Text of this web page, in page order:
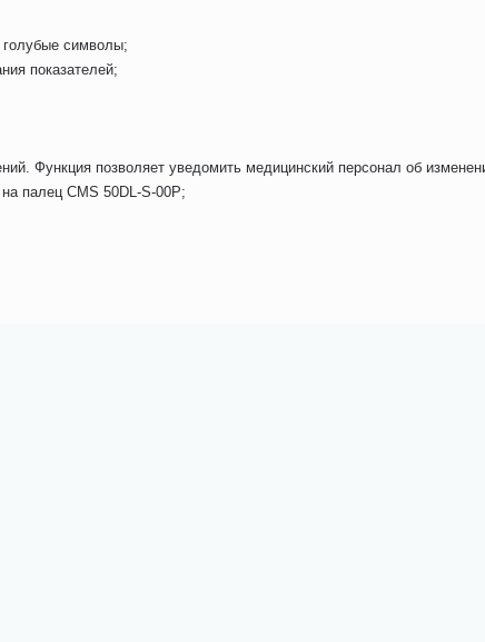
символы;
показателей;
Функция позволяет уведомить медицинский персонал об
палец CMS 50DL-S-00P;